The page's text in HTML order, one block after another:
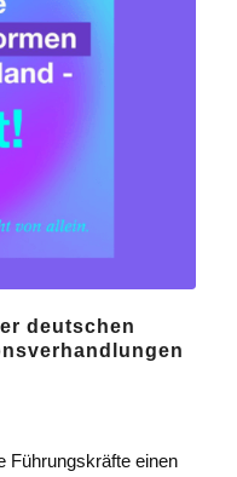
deutschen
Führungskräfte einen